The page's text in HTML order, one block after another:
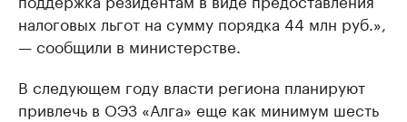
налоговых льгот на сумму порядка 44 млн руб.»,
— сообщили в министерстве.
В следующем году власти региона планируют
привлечь в ОЭЗ «Алга» еще как минимум шесть